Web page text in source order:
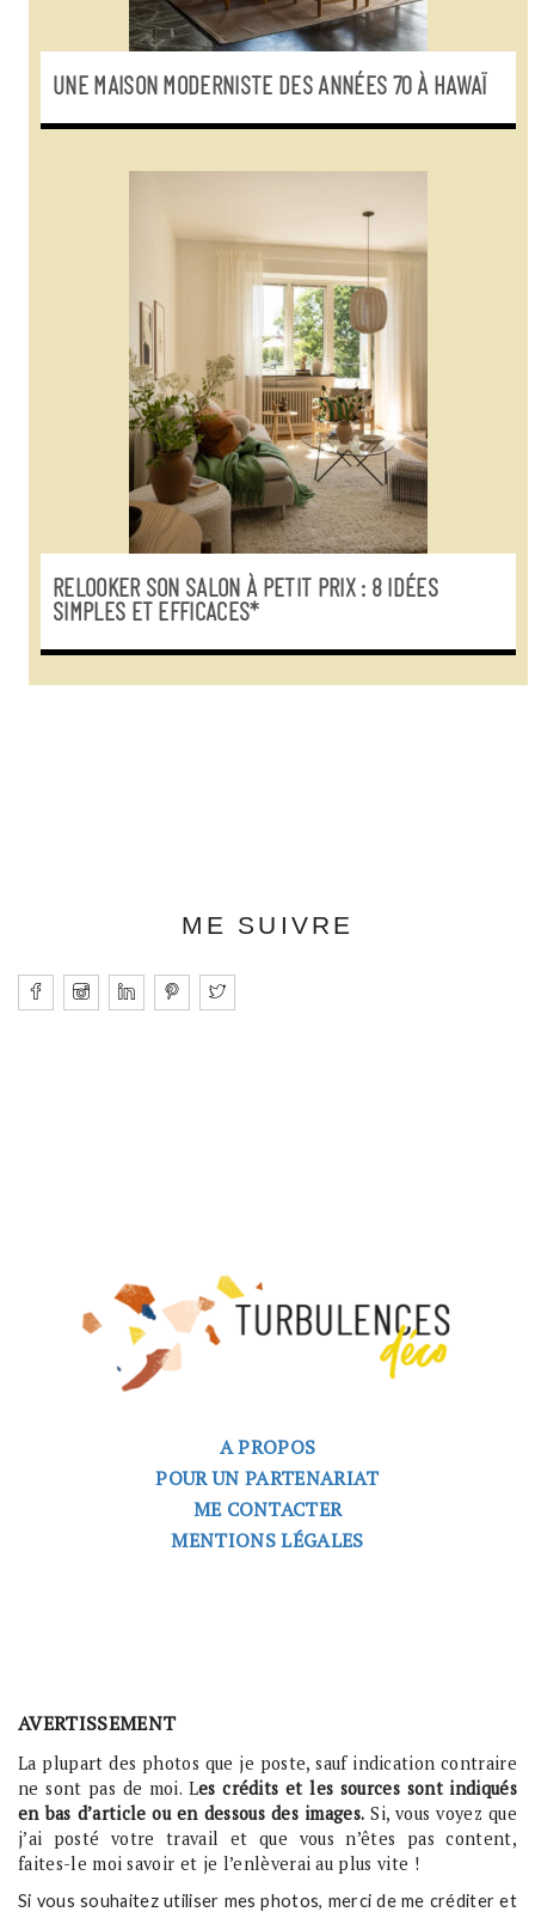
UNE MAISON MODERNISTE DES ANNÉES 70 À HAWAÏ
RELOOKER SON SALON À PETIT PRIX : 8 IDÉES
SIMPLES ET EFFICACES*
ME SUIVRE
A PROPOS
POUR UN PARTENARIAT
ME CONTACTER
MENTIONS LÉGALES
AVERTISSEMENT
La plupart des photos que je poste, sauf indication contraire
ne sont pas de moi. Les crédits et les sources sont indiqués
en bas d’article ou en dessous des images. Si, vous voyez que
j’ai posté votre travail et que vous n’êtes pas content,
faites-le moi savoir et je l’enlèverai au plus vite !
Si vous souhaitez utiliser mes photos, merci de me créditer et